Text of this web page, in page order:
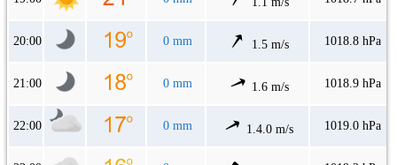
20:00 0 mm 1.5 m/s 1018.8 hPa
21:00 0 mm 1.6 m/s 1018.9 hPa
22:00 0 mm 1.4.0 m/s 1019.0 hPa